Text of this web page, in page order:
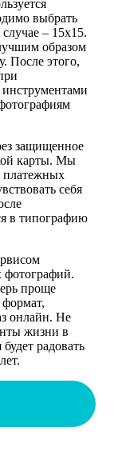
выбрать
– 15х15.
образом
После этого,
инструментами
защищенное
карты. Мы
платежных
себя
в типографию
проще
онлайн. Не
жизни в
радовать